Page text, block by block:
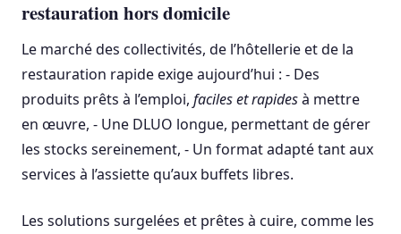
restauration hors domicile
Le marché des collectivités, de l’hôtellerie et de la
restauration rapide exige aujourd’hui : - Des
produits prêts à l’emploi, faciles et rapidesà mettre
en œuvre, - Une DLUO longue, permettant de gérer
les stocks sereinement, - Un format adapté tant aux
services à l’assiette qu’aux buffets libres.
Les solutions surgelées et prêtes à cuire, comme les